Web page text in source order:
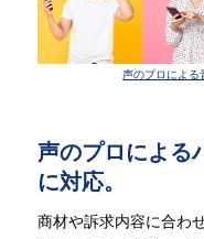
声のプロによる
声のプロによる
に対応。
商材や訴求内容に合わ